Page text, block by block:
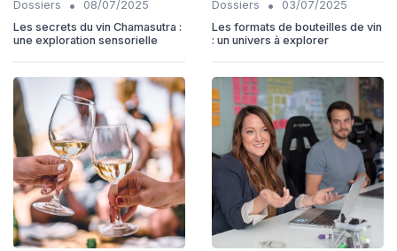
Dossiers •
08/07/2025
Les secrets du vin Chamasutra :
une exploration sensorielle
Dossiers •
03/07/2025
Les formats de bouteilles de vin
: un univers à explorer